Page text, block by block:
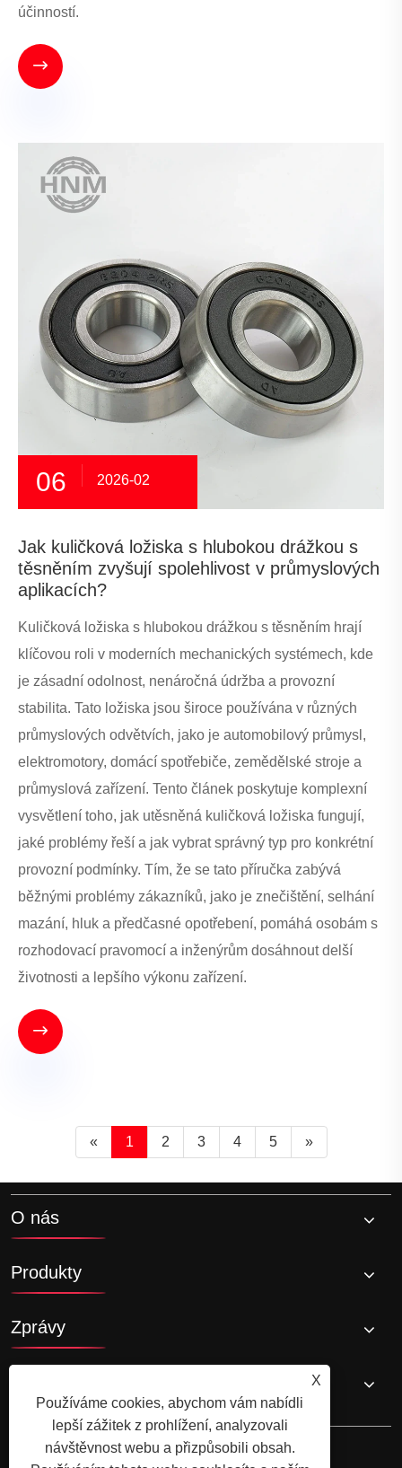
účinností.

06 2026-02
Jak kuličková ložiska s hlubokou drážkou s
těsněním zvyšují spolehlivost v průmyslových
aplikacích?
Kuličková ložiska s hlubokou drážkou s těsněním hrají
klíčovou roli v moderních mechanických systémech, kde
je zásadní odolnost, nenáročná údržba a provozní
stabilita. Tato ložiska jsou široce používána v různých
průmyslových odvětvích, jako je automobilový průmysl,
elektromotory, domácí spotřebiče, zemědělské stroje a
průmyslová zařízení. Tento článek poskytuje komplexní
vysvětlení toho, jak utěsněná kuličková ložiska fungují,
jaké problémy řeší a jak vybrat správný typ pro konkrétní
provozní podmínky. Tím, že se tato příručka zabývá
běžnými problémy zákazníků, jako je znečištění, selhání
mazání, hluk a předčasné opotřebení, pomáhá osobám s
rozhodovací pravomocí a inženýrům dosáhnout delší
životnosti a lepšího výkonu zařízení.

« 1 2 3 4 5 »
O nás
Produkty
Zprávy
X
Používáme cookies, abychom vám nabídli
lepší zážitek z prohlížení, analyzovali
návštěvnost webu a přizpůsobili obsah.